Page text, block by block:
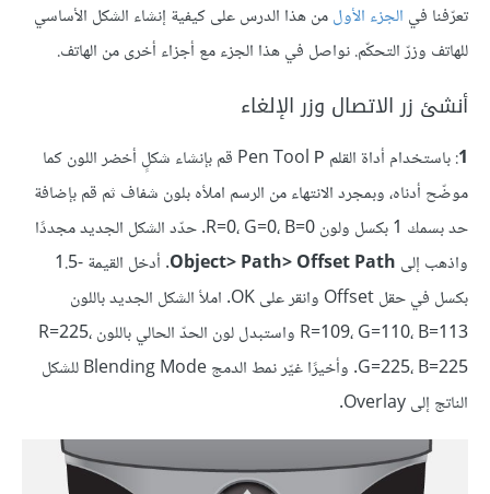
تعرّفنا في الجزء الأولمن هذا الدرس على كيفية إنشاء الشكل الأساسي
للهاتف وزرّ التحكّم. نواصل في هذا الجزء مع أجزاء أخرى من الهاتف.
أنشئ زر الاتصال وزر الإلغاء
1: باستخدام أداة القلم Pen Tool P
قم بإنشاء شكلٍ أخضر اللون كما
موضّح أدناه، وبمجرد الانتهاء من الرسم املأه بلون شفاف ثم قم بإضافة
حد بسمك 1 بكسل ولون R=0، G=0، B=0. حدّد الشكل الجديد مجددًا
واذهب إلى Object> Path> Offset Path
. أدخل القيمة -1.5
بكسل في حقل Offset وانقر على OK. املأ الشكل الجديد باللون
R=109، G=110، B=113 واستبدل لون الحدّ الحالي باللون R=225،
G=225، B=225. وأخيرًا غيّر نمط الدمج Blending Mode للشكل
الناتج إلى Overlay.